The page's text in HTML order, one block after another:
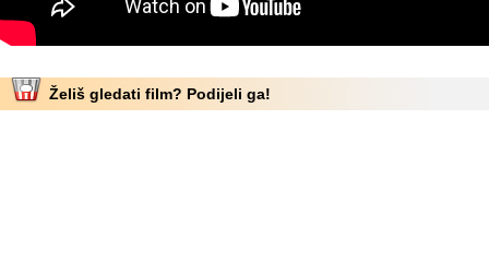
Želiš gledati film? Podijeli ga!